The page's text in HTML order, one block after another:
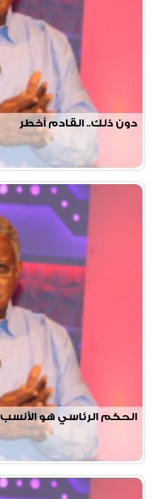
دون ذلك.. القادم أخطر
الحكم الرئاسي هو الأنسب